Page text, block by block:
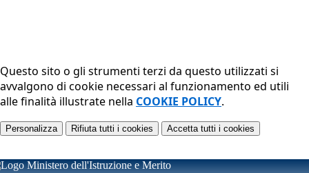
Questo sito o gli strumenti terzi da questo utilizzati si
avvalgono di cookie necessari al funzionamento ed utili
alle finalità illustrate nella COOKIE POLICY.
Personalizza Rifiuta tutti i cookies Accetta tutti i cookies